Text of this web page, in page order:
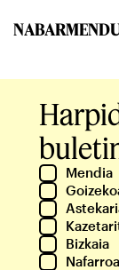
Mendia
Bizkaia
Nafarroa